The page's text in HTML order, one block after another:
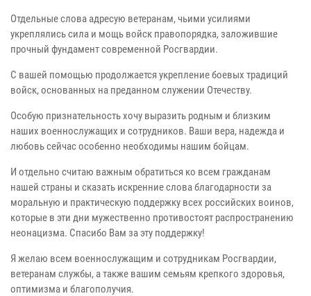
Отдельные слова адресую ветеранам, чьими усилиями
укреплялись сила и мощь войск правопорядка, заложившие
прочный фундамент современной Росгвардии.
С вашей помощью продолжается укрепление боевых традиций
войск, основанных на преданном служении Отечеству.
Особую признательность хочу выразить родным и близким
наших военнослужащих и сотрудников. Ваши вера, надежда и
любовь сейчас особенно необходимы нашим бойцам.
И отдельно считаю важным обратиться ко всем гражданам
нашей страны и сказать искренние слова благодарности за
моральную и практическую поддержку всех российских воинов,
которые в эти дни мужественно противостоят распространению
неонацизма. Спасибо Вам за эту поддержку!
Я желаю всем военнослужащим и сотрудникам Росгвардии,
ветеранам службы, а также вашим семьям крепкого здоровья,
оптимизма и благополучия.